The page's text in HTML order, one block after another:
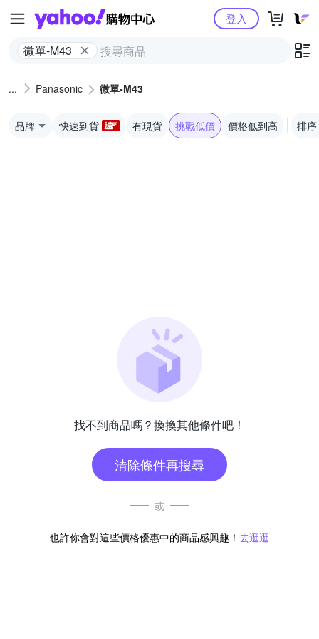
Yahoo購物中心
微單-M43
登入
Panasonic 微單-M43
品牌 快速到貨 有現貨 挑戰低價 價格低到高 排序
找不到商品嗎？換換其他條件吧！
清除條件再搜尋
或
也許你會對這些價格優惠中的商品感興趣！ 去逛逛